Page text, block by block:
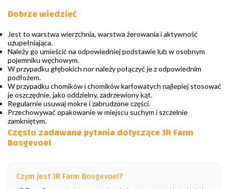
Dobrze wiedzieć
Jest to warstwa wierzchnia, warstwa żerowania i aktywność
uzupełniająca.
Należy go umieścić na odpowiedniej podstawie lub w osobnym
pojemniku węchowym.
W przypadku głębokich nor należy połączyć je z odpowiednim
podłożem.
W przypadku chomików i chomików karłowatych najlepiej stosować
je oszczędnie, jako oddzielny, zadrzewiony kąt.
Regularnie usuwaj mokre i zabrudzone części.
Przechowywać opakowanie w miejscu suchym i szczelnie
zamkniętym.
Często zadawane pytania dotyczące JR Farm
Bosgevoel
Czym jest JR Farm Bosgevoel?